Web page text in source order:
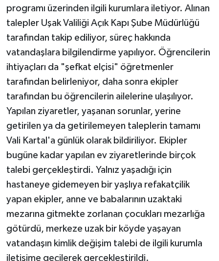
programı üzerinden ilgili kurumlara iletiyor. Alınan
talepler Uşak Valiliği Açık Kapı Şube Müdürlüğü
tarafından takip ediliyor, süreç hakkında
vatandaşlara bilgilendirme yapılıyor. Öğrencilerin
ihtiyaçları da "şefkat elçisi" öğretmenler
tarafından belirleniyor, daha sonra ekipler
tarafından bu öğrencilerin ailelerine ulaşılıyor.
Yapılan ziyaretler, yaşanan sorunlar, yerine
getirilen ya da getirilemeyen taleplerin tamamı
Vali Kartal'a günlük olarak bildiriliyor. Ekipler
bugüne kadar yapılan ev ziyaretlerinde birçok
talebi gerçekleştirdi. Yalnız yaşadığı için
hastaneye gidemeyen bir yaşlıya refakatçilik
yapan ekipler, anne ve babalarının uzaktaki
mezarına gitmekte zorlanan çocukları mezarlığa
götürdü, merkeze uzak bir köyde yaşayan
vatandaşın kimlik değişim talebi de ilgili kurumla
iletişime geçilerek gerçekleştirildi.